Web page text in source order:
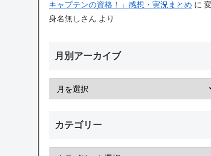
キャプテンの資格！」感想・実況まとめ に
身名無しさん より
月別アーカイブ
カテゴリー